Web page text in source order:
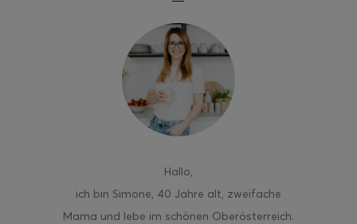
Hallo,
ich bin Simone, 40 Jahre alt, zweifache
Mama und lebe im schönen Oberösterreich.